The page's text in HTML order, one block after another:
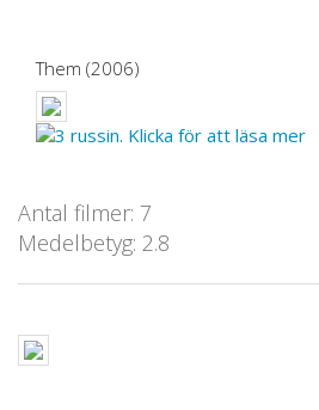
Them (2006)
Antal filmer: 7
Medelbetyg: 2.8